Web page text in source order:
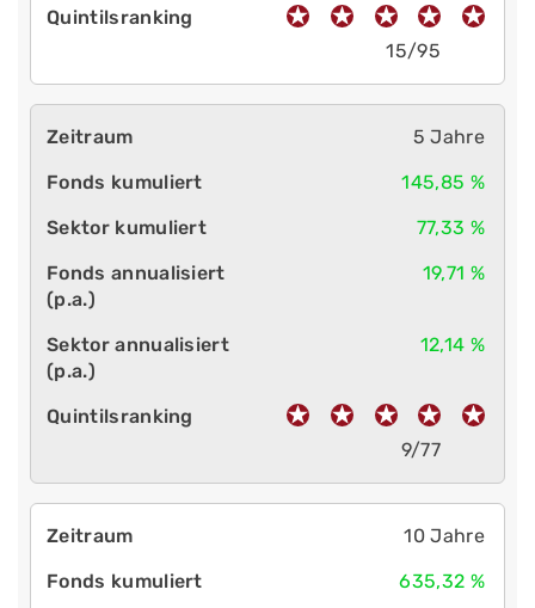
15/95
5 Jahre
145,85 %
77,33 %
19,71 %
12,14 %
9/77
10 Jahre
635,32 %